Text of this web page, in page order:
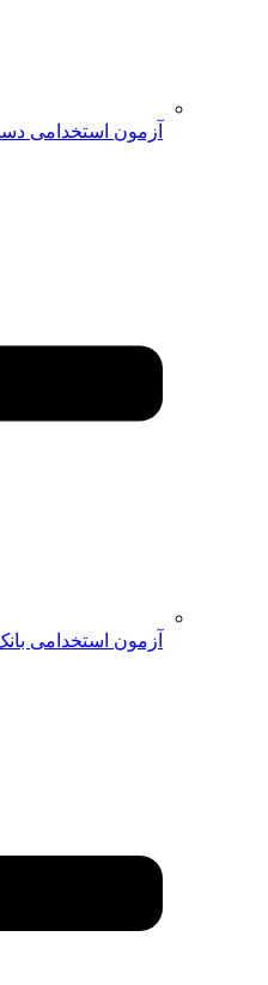
آزمون استخدامی
آزمون استخدامی